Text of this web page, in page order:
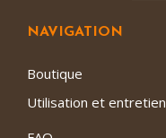
NAVIGATION
Boutique
Utilisation et entretien